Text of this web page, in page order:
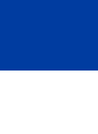
Hamburg